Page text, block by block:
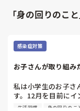
「身の回りのこ
感染症対策
お子さんが取り組み
私は小学生のお子さ
す。12月を目前に
子さんのお休みが
生活習慣 身の回りのこ